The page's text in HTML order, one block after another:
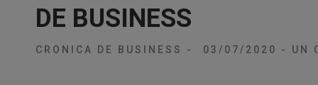
DE BUSINESS
CRONICA DE BUSINESS - 03/07/2020 - UN